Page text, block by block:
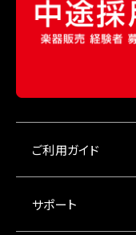
ご利用ガイド
サポート